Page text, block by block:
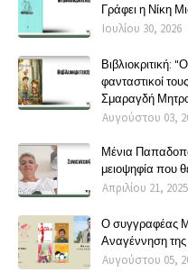
Γράφει η Νίκη
Ιουλίου 30, 2026
Βιβλιοκριτική:
φανταστικοί
Σμαραγδή
Αυγούστου 03,
Μένια
μειοψηφία που
Απριλίου 21, 2025
Ο συγγραφέας
Αναγέννηση
Αυγούστου 05,